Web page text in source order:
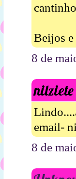
Beijos
8 de
nilziete
email-
8 de